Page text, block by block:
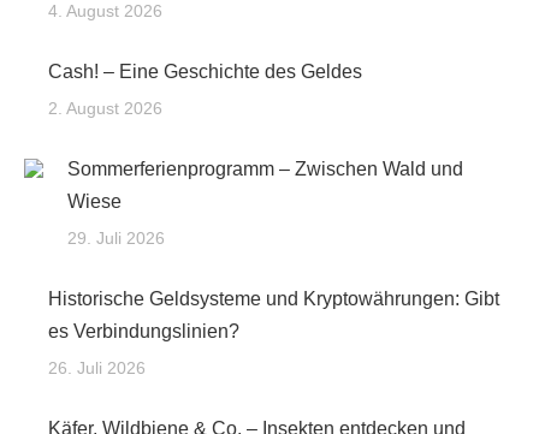
4. August 2026
Cash! – Eine Geschichte des Geldes
2. August 2026
Sommerferienprogramm – Zwischen Wald und
Wiese
29. Juli 2026
Historische Geldsysteme und Kryptowährungen: Gibt
es Verbindungslinien?
26. Juli 2026
Käfer, Wildbiene & Co. – Insekten entdecken und